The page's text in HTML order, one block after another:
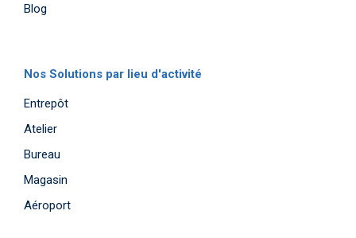
Blog
Nos Solutions par lieu d'activité
Entrepôt
Atelier
Bureau
Magasin
Aéroport